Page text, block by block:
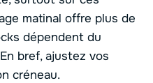
matinal offre plus de
dépendent du
bref, ajustez vos
créneau.